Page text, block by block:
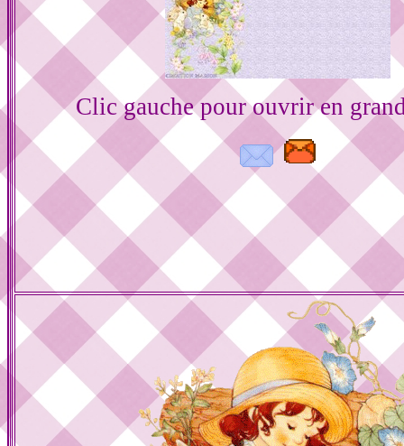
Clic gauche pour ouvrir en